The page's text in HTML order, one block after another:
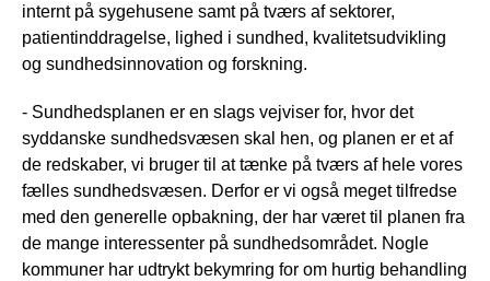
internt på sygehusene samt på tværs af sektorer,
patientinddragelse, lighed i sundhed, kvalitetsudvikling
og sundhedsinnovation og forskning.
- Sundhedsplanen er en slags vejviser for, hvor det
syddanske sundhedsvæsen skal hen, og planen er et af
de redskaber, vi bruger til at tænke på tværs af hele vores
fælles sundhedsvæsen. Derfor er vi også meget tilfredse
med den generelle opbakning, der har været til planen fra
de mange interessenter på sundhedsområdet. Nogle
kommuner har udtrykt bekymring for om hurtig behandling